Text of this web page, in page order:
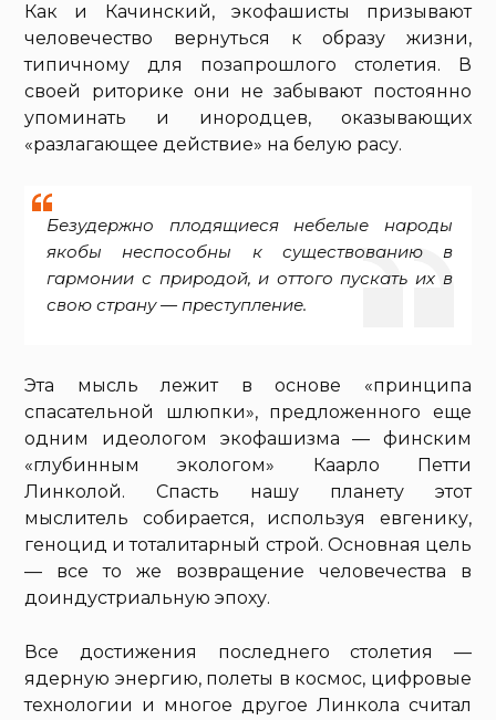
Как и Качинский, экофашисты призывают
человечество вернуться к образу жизни,
типичному для позапрошлого столетия. В
своей риторике они не забывают постоянно
упоминать и инородцев, оказывающих
«разлагающее действие» на белую расу.
Безудержно плодящиеся небелые народы
якобы неспособны к существованию в
гармонии с природой, и оттого пускать их в
свою страну — преступление.
Эта мысль лежит в основе «принципа
спасательной шлюпки», предложенного еще
одним идеологом экофашизма — финским
«глубинным экологом» Каарло Петти
Линколой. Спасть нашу планету этот
мыслитель собирается, используя евгенику,
геноцид и тоталитарный строй. Основная цель
— все то же возвращение человечества в
доиндустриальную эпоху.
Все достижения последнего столетия —
ядерную энергию, полеты в космос, цифровые
технологии и многое другое Линкола считал